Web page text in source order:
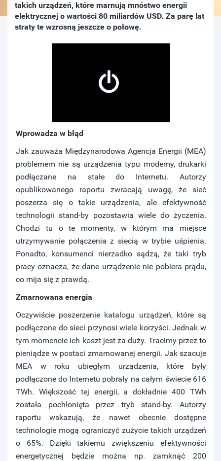
takich urządzeń, które marnują mnóstwo energii
elektrycznej o wartości 80 miliardów USD. Za parę lat
straty te wzrosną jeszcze o połowę.
Wprowadza w błąd
Jak zauważa Międzynarodowa Agencja Energii (MEA)
problemem nie są urządzenia typu modemy, drukarki
podłączane na stałe do Internetu. Autorzy
opublikowanego raportu zwracają uwagę, że sieć
poszerza się o takie urządzenia, ale efektywność
technologii stand-by pozostawia wiele do życzenia.
Chodzi tu o te momenty, w którym ma miejsce
utrzymywanie połączenia z siecią w trybie uśpienia.
Ponadto, konsumenci nierzadko sądzą, że taki tryb
pracy oznacza, że dane urządzenie nie pobiera prądu,
co mija się z prawdą.
Zmarnowana energia
Oczywiście poszerzenie katalogu urządzeń, które są
podłączone do sieci przynosi wiele korzyści. Jednak w
tym momencie ich koszt jest za duży. Tracimy przez to
pieniądze w postaci zmarnowanej energii. Jak szacuje
MEA w roku ubiegłym urządzenia, które były
podłączone do Internetu pobrały na całym świecie 616
TWh. Większość tej energii, a dokładnie 400 TWh
została pochłonięta przez tryb stand-by. Autorzy
raportu wskazują, że nawet obecnie dostępne
technologie mogą ograniczyć zużycie takich urządzeń
o 65%. Dzięki takiemu zwiększeniu efektywności
energetycznej będzie można np. zamknąć 200